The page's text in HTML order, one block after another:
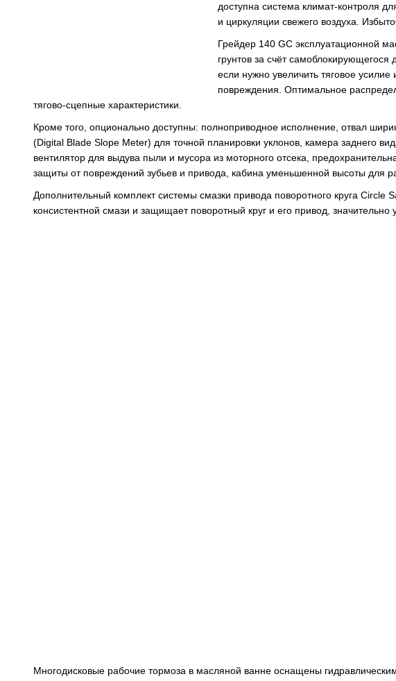
доступна система климат-контроля
и циркуляции свежего воздуха.
Грейдер 140 GC эксплуатационной
грунтов за счёт
если нужно увеличить тяговое
повреждения. Оптимальное
тягово-сцепные характеристики.
Кроме того, опционально доступны: полноприводное исполнение, отвал
(Digital Blade Slope Meter) для точной планировки уклонов, камера заднего
вентилятор для выдува пыли и мусора из моторного отсека,
защиты от повреждений зубьев и привода, кабина уменьшенной высоты для
Дополнительный комплект системы смазки привода поворотного круга
консистентной смази и защищает поворотный круг и его привод, значительно
Многодисковые рабочие тормоза в масляной ванне оснащены